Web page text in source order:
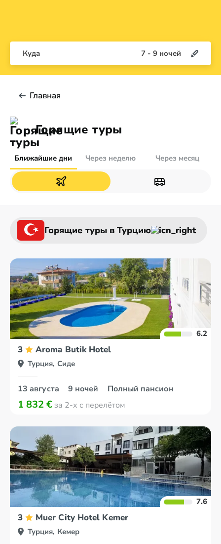
Куда 7 - 9 ночей
Главная
Горящие туры
Ближайшие дни Через неделю Через месяц
Горящие туры в Турцию
6.2
3 Aroma Butik Hotel
Турция, Сиде
13 августа 9 ночей Полный пансион
1 832 € за 2-х с перелётом
7.6
3 Muer City Hotel Kemer
Турция, Кемер